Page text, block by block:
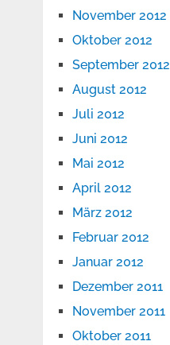
November 2012
Oktober 2012
September 2012
August 2012
Juli 2012
Juni 2012
Mai 2012
April 2012
März 2012
Februar 2012
Januar 2012
Dezember 2011
November 2011
Oktober 2011